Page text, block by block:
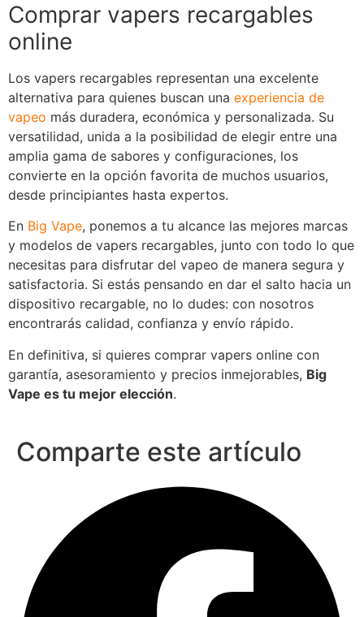
Comprar vapers recargables
online
Los vapers recargables representan una excelente
alternativa para quienes buscan una experiencia de
vapeo más duradera, económica y personalizada. Su
versatilidad, unida a la posibilidad de elegir entre una
amplia gama de sabores y configuraciones, los
convierte en la opción favorita de muchos usuarios,
desde principiantes hasta expertos.
En Big Vape, ponemos a tu alcance las mejores marcas
y modelos de vapers recargables, junto con todo lo que
necesitas para disfrutar del vapeo de manera segura y
satisfactoria. Si estás pensando en dar el salto hacia un
dispositivo recargable, no lo dudes: con nosotros
encontrarás calidad, confianza y envío rápido.
En definitiva, si quieres comprar vapers online con
garantía, asesoramiento y precios inmejorables, Big
Vape es tu mejor elección.
Comparte este artículo